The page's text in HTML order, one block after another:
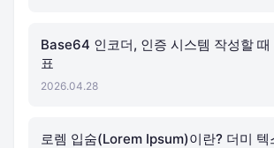
Base64 인코더, 인증 시스템 작성할 때
표
2026.04.28
로렘 입숨(Lorem Ipsum)이란? 더미 텍